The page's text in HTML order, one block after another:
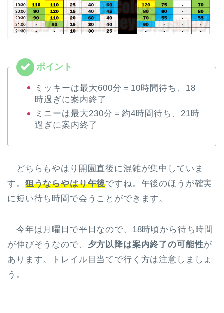
ミッキーは最大600分＝10時間待ち、18
時過ぎに案内終了
ミニーは最大230分＝約4時間待ち、21時
過ぎに案内終了
どちらもやはり開園直後に混雑が集中していま
す。 狙うならやはり午後ですね。午後のほうが確実
に短い待ち時間で会うことができます。
今年は月曜日で平日なので、18時頃から待ち時間
が伸びそうなので、 夕方以降は案内終了の可能性が
あります。トレイル目当てで行く方は注意しましょ
う。